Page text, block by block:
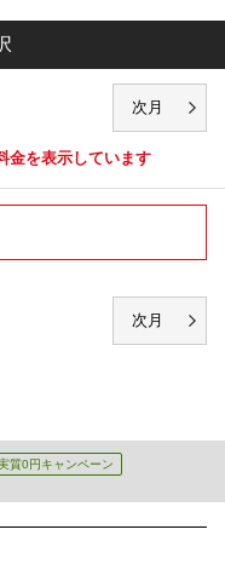
金を表示しています
質0円キャンペーン